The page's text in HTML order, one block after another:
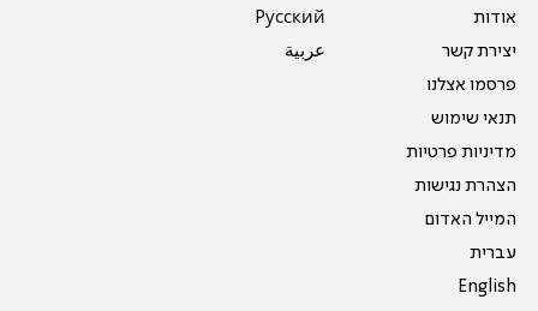
אודות
יצירת קשר
פרסמו אצלנו
תנאי שימוש
מדיניות פרטיות
הצהרת נגישות
המייל האדום
עברית
English
Pусский
عربية